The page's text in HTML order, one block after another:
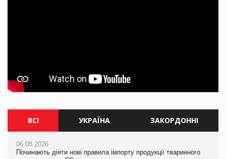
ВСІ УКРАЇНА ЗАКОРДОННІ
06.08.2026
Починають діяти нові правила імпорту продукції тваринного
06.08.2026
Смачна новинка для хвостатих: у VARUS з’явилися паучі
06.08.2026
Починають діяти нові правила імпорту продукції тваринного